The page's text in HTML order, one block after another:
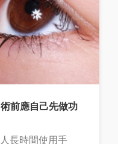
前應自己先做功
長時間使用手